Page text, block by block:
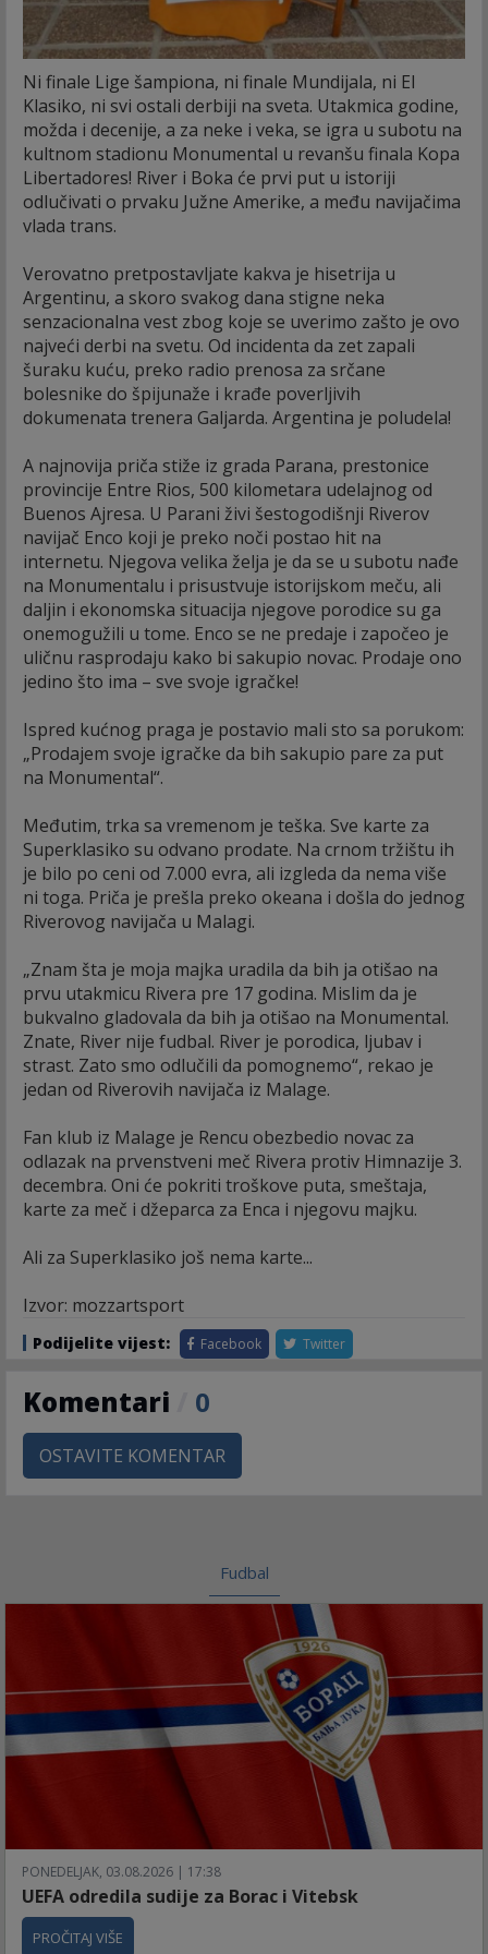
Ni finale Lige šampiona, ni finale Mundijala, ni El
Klasiko, ni svi ostali derbiji na sveta. Utakmica godine,
možda i decenije, a za neke i veka, se igra u subotu na
kultnom stadionu Monumental u revanšu finala Kopa
Libertadores! River i Boka će prvi put u istoriji
odlučivati o prvaku Južne Amerike, a među navijačima
vlada trans.
Verovatno pretpostavljate kakva je hisetrija u
Argentinu, a skoro svakog dana stigne neka
senzacionalna vest zbog koje se uverimo zašto je ovo
najveći derbi na svetu. Od incidenta da zet zapali
šuraku kuću, preko radio prenosa za srčane
bolesnike do špijunaže i krađe poverljivih
dokumenata trenera Galjarda. Argentina je poludela!
A najnovija priča stiže iz grada Parana, prestonice
provincije Entre Rios, 500 kilometara udelajnog od
Buenos Ajresa. U Parani živi šestogodišnji Riverov
navijač Enco koji je preko noči postao hit na
internetu. Njegova velika želja je da se u subotu nađe
na Monumentalu i prisustvuje istorijskom meču, ali
daljin i ekonomska situacija njegove porodice su ga
onemogužili u tome. Enco se ne predaje i započeo je
uličnu rasprodaju kako bi sakupio novac. Prodaje ono
jedino što ima – sve svoje igračke!
Ispred kućnog praga je postavio mali sto sa porukom:
„Prodajem svoje igračke da bih sakupio pare za put
na Monumental“.
Međutim, trka sa vremenom je teška. Sve karte za
Superklasiko su odvano prodate. Na crnom tržištu ih
je bilo po ceni od 7.000 evra, ali izgleda da nema više
ni toga. Priča je prešla preko okeana i došla do jednog
Riverovog navijača u Malagi.
„Znam šta je moja majka uradila da bih ja otišao na
prvu utakmicu Rivera pre 17 godina. Mislim da je
bukvalno gladovala da bih ja otišao na Monumental.
Znate, River nije fudbal. River je porodica, ljubav i
strast. Zato smo odlučili da pomognemo“, rekao je
jedan od Riverovih navijača iz Malage.
Fan klub iz Malage je Rencu obezbedio novac za
odlazak na prvenstveni meč Rivera protiv Himnazije 3.
decembra. Oni će pokriti troškove puta, smeštaja,
karte za meč i džeparca za Enca i njegovu majku.
Ali za Superklasiko još nema karte...
Izvor: mozzartsport
Podijelite vijest: Facebook Twitter
Komentari 0
OSTAVITE KOMENTAR
Fudbal
PONEDELJAK, 03.08.2026 | 17:38
UEFA odredila sudije za Borac i Vitebsk
PROČITAJ VIŠE